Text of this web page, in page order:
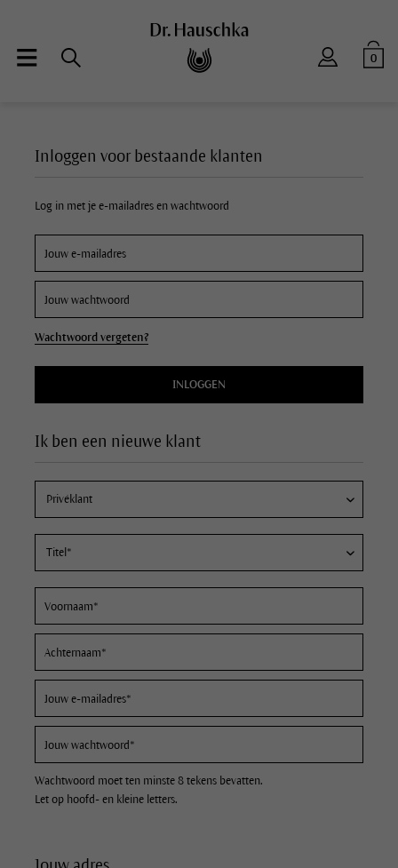
0
Ik ben een nieuwe klant
Wachtwoord moet ten minste 8 tekens bevatten.
Let op hoofd- en kleine letters.
Inloggen voor bestaande klanten
Log in met je e-mailadres en wachtwoord
Wachtwoord vergeten?
INLOGGEN